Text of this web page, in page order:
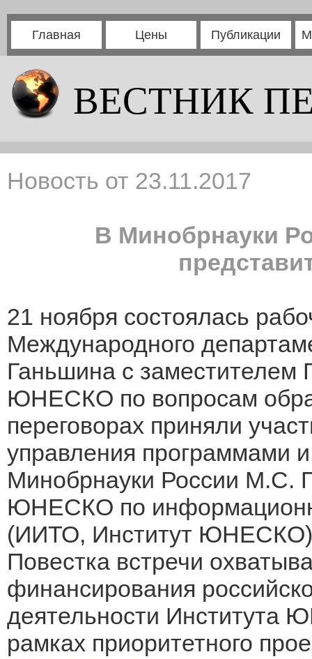
Главная Цены Публикации
ВЕСТНИК
Новость от 23.11.2017
В Минобрнауки
21 ноября состоялась
Международного
Ганьшина с заместителем
ЮНЕСКО по вопросам
переговорах приняли
управления программами
Минобрнауки России М.С.
ЮНЕСКО по
(ИИТО, Институт
Повестка встречи
финансирования
деятельности Института
рамках приоритетного